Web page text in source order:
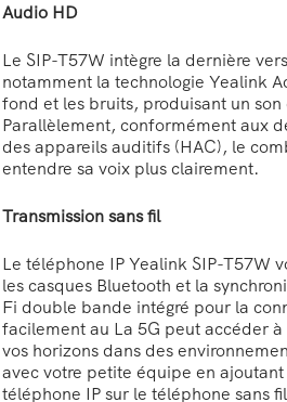
Audio HD
Le SIP-T57W intègre la dernière
notamment la technologie Yealink
fond et les bruits, produisant un
Parallèlement, conformément aux
des appareils auditifs (HAC), le
entendre sa voix plus clairement.
Transmission sans fil
Le téléphone IP Yealink SIP-T57W
les casques Bluetooth et la
Fi double bande intégré pour la
facilement au La 5G peut accéder
vos horizons dans des
avec votre petite équipe en
téléphone IP sur le téléphone sans